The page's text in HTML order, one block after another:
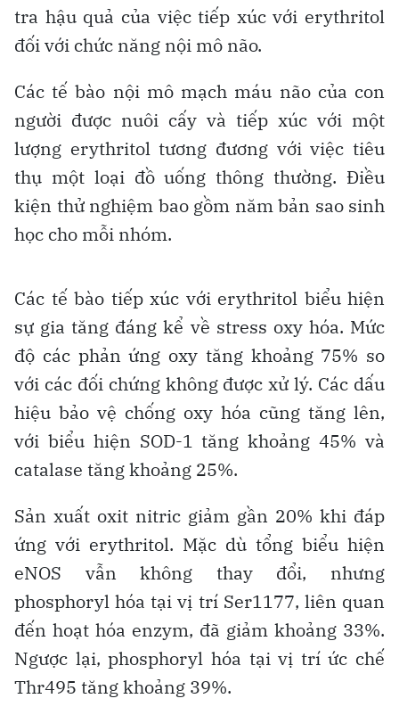
tra hậu quả của việc tiếp xúc với erythritol
đối với chức năng nội mô não.
Các tế bào nội mô mạch máu não của con
người được nuôi cấy và tiếp xúc với một
lượng erythritol tương đương với việc tiêu
thụ một loại đồ uống thông thường. Điều
kiện thử nghiệm bao gồm năm bản sao sinh
học cho mỗi nhóm.
Các tế bào tiếp xúc với erythritol biểu hiện
sự gia tăng đáng kể về stress oxy hóa. Mức
độ các phản ứng oxy tăng khoảng 75% so
với các đối chứng không được xử lý. Các dấu
hiệu bảo vệ chống oxy hóa cũng tăng lên,
với biểu hiện SOD-1 tăng khoảng 45% và
catalase tăng khoảng 25%.
Sản xuất oxit nitric giảm gần 20% khi đáp
ứng với erythritol. Mặc dù tổng biểu hiện
eNOS vẫn không thay đổi, nhưng
phosphoryl hóa tại vị trí Ser1177, liên quan
đến hoạt hóa enzym, đã giảm khoảng 33%.
Ngược lại, phosphoryl hóa tại vị trí ức chế
Thr495 tăng khoảng 39%.